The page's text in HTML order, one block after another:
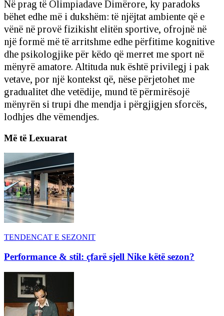
Në prag të Olimpiadave Dimërore, ky paradoks
bëhet edhe më i dukshëm: të njëjtat ambiente që e
vënë në provë fizikisht elitën sportive, ofrojnë në
një formë më të arritshme edhe përfitime kognitive
dhe psikologjike për këdo që merret me sport në
mënyrë amatore. Altituda nuk është privilegj i pak
vetave, por një kontekst që, nëse përjetohet me
gradualitet dhe vetëdije, mund të përmirësojë
mënyrën si trupi dhe mendja i përgjigjen sforcës,
lodhjes dhe vëmendjes.
Më të Lexuarat
TENDENCAT E SEZONIT
Performance & stil: çfarë sjell Nike këtë sezon?